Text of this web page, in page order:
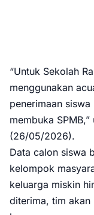
“Untuk Sekolah
menggunakan
penerimaan
membuka
(26/05/2026).
Data calon siswa
kelompok
keluarga miskin
diterima, tim akan